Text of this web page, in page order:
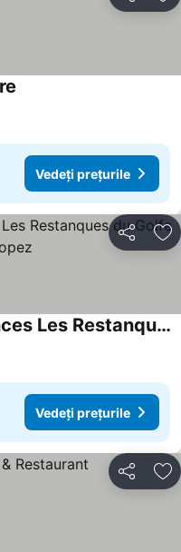
Vedeți prețurile
Distribuiți
Résidence Pierre & Vacances Les Restanques du Golfe de Saint-Tropez
Vedeți prețurile
Distribuiți